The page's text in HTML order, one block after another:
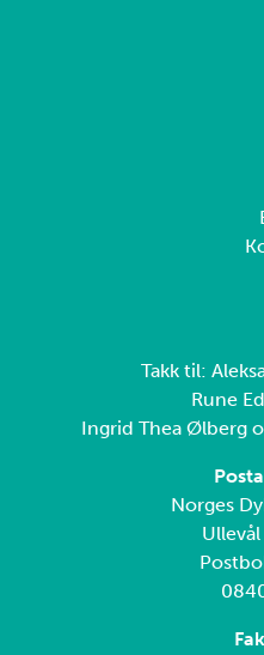
Takk til:
Rune
Ingrid Thea Ølberg
Norges